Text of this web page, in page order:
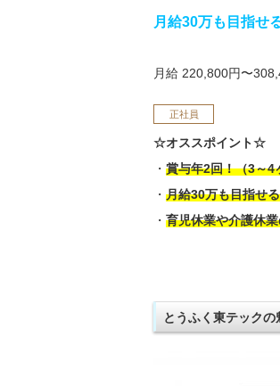
月給30万も目指せ
月給 220,800円〜
正社員
☆オススポイント☆
・ 賞与年2回！（3～4
・ 月給30万も目指せ
・ 育児休業や介護休
とうふく東テックの